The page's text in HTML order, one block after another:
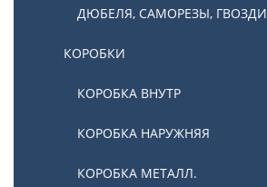
ДЮБЕЛЯ, САМОРЕЗЫ, ГВОЗДИ
КОРОБКИ
КОРОБКА ВНУТР
КОРОБКА НАРУЖНЯЯ
КОРОБКА МЕТАЛЛ.